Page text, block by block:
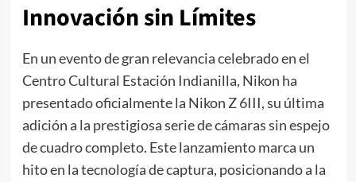
Innovación sin Límites
En un evento de gran relevancia celebrado en el
Centro Cultural Estación Indianilla, Nikon ha
presentado oficialmente la Nikon Z 6III, su última
adición a la prestigiosa serie de cámaras sin espejo
de cuadro completo. Este lanzamiento marca un
hito en la tecnología de captura, posicionando a la